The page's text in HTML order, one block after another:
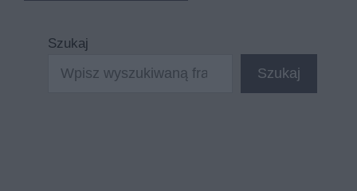
Szukaj
Szukaj